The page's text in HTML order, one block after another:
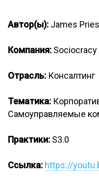
Автор(ы): James
Компания: Sociocracy
Отрасль: Консалтинг
Тематика:
Самоуправляемые
Практики: S3.0
Ссылка: https://